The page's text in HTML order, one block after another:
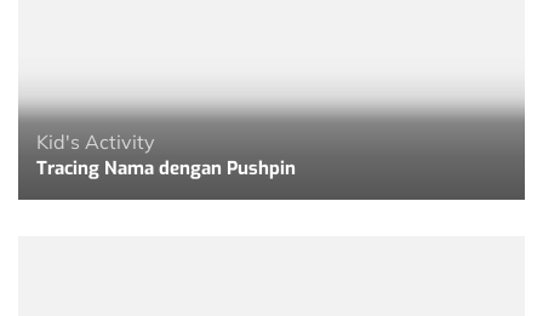
Kid's Activity
Tracing Nama dengan Pushpin